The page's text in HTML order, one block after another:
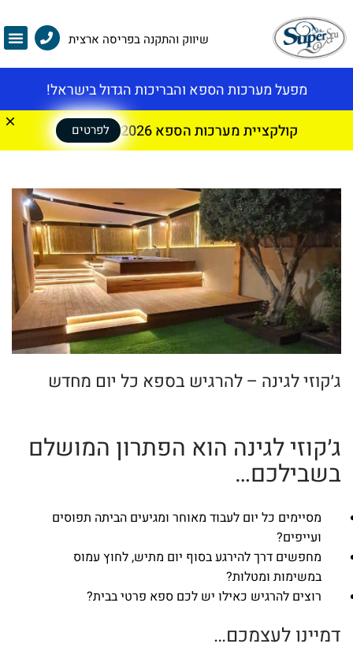
שיווק והתקנה בפריסה ארצית
מפעל מערכות הספא והבריכות הגדול בישראל!
קולקציית מערכות הספא 2026
לפרטים
ג׳קוזי לגינה – להרגיש בספא כל יום מחדש
ג׳קוזי לגינה הוא הפתרון המושלם
בשבילכם…
מסיימים כל יום לעבוד מאוחר ומגיעים הביתה תפוסים
ועייפים?
מחפשים דרך להירגע בסוף יום מתיש, לחוץ עמוס
במשימות ומטלות?
רוצים להרגיש כאילו יש לכם ספא פרטי בבית?
דמיינו לעצמכם…